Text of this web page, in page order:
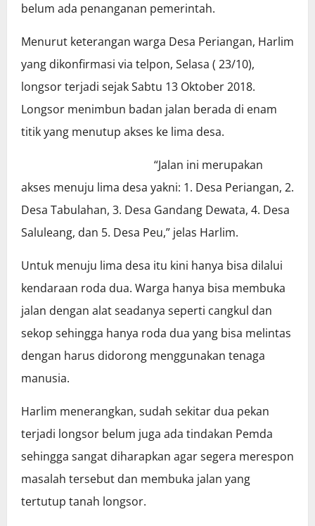
belum ada penanganan pemerintah.
Menurut keterangan warga Desa Periangan, Harlim
yang dikonfirmasi via telpon, Selasa ( 23/10),
longsor terjadi sejak Sabtu 13 Oktober 2018.
Longsor menimbun badan jalan berada di enam
titik yang menutup akses ke lima desa.
“Jalan ini merupakan
akses menuju lima desa yakni: 1. Desa Periangan, 2.
Desa Tabulahan, 3. Desa Gandang Dewata, 4. Desa
Saluleang, dan 5. Desa Peu,” jelas Harlim.
Untuk menuju lima desa itu kini hanya bisa dilalui
kendaraan roda dua. Warga hanya bisa membuka
jalan dengan alat seadanya seperti cangkul dan
sekop sehingga hanya roda dua yang bisa melintas
dengan harus didorong menggunakan tenaga
manusia.
Harlim menerangkan, sudah sekitar dua pekan
terjadi longsor belum juga ada tindakan Pemda
sehingga sangat diharapkan agar segera merespon
masalah tersebut dan membuka jalan yang
tertutup tanah longsor.